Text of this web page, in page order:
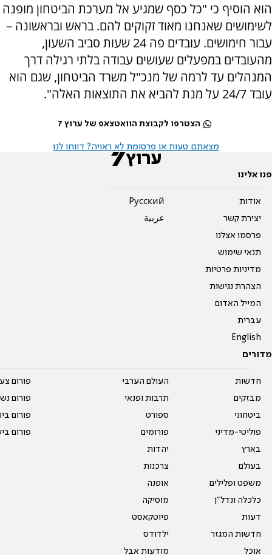
הוא הוסיף כי "כל כסף שמגיע אל מערכת הביטחון מופנה
לשימושים שאנחנו מאוד זקוקים להם. בראש ובראשונה –
עבור חימושים. עובדים פה 24 שעות סביב השעון,
מהעובדים במפעלים שעושים עבודה בלתי רגילה דרך
המנהלים עד לרמה של מנכ"ל משרד הביטחון, שגם הוא
עובד 24/7 על מנת להביא את התוצאות האלה".
הצטרפו לקבוצת הוואטצאפ של ערוץ 7
מצאתם טעות או פרסומת לא ראויה? דווחו לנו
פנו אלינו
אודות
יצירת קשר
פרסמו אצלנו
תנאי שימוש
מדיניות פרטיות
הצהרת נגישות
המייל האדום
עברית
English
Pусский
عربية
מדורים
חדשות
מבזקים
ביטחוני
פוליטי-מדיני
בארץ
בעולם
משפט ופלילים
כלכלה ונדל"ן
דעות
חדשות המגזר
אוכל
העולם הערבי
תרבות ופנאי
ספורט
פורומים
יהדות
צרכנות
אופנה
מוסיקה
פיוטקאסט
ילדודס
מודעות אבל
פורום
פורום
פורום
פורום